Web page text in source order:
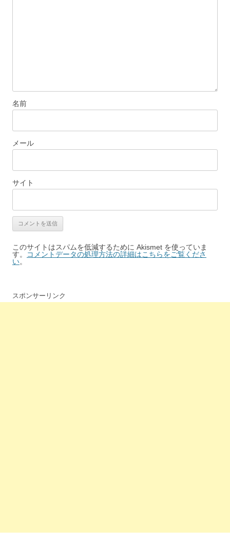
名前
メール
サイト
このサイトはスパムを低減するために Akismet を使っていま
す。
コメントデータの処理方法の詳細はこちらをご覧くださ
い。
スポンサーリンク